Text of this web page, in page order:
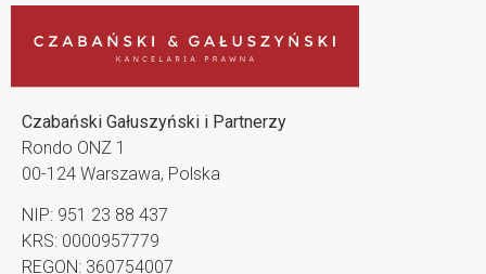
Czabański Gałuszyński i Partnerzy
Rondo ONZ 1
00-124 Warszawa, Polska
NIP: 951 23 88 437
KRS: 0000957779
REGON: 360754007